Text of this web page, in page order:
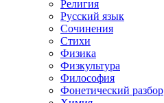
Религия
Русский язык
Сочинения
Стихи
Физика
Физкультура
Философия
Фонетический разбор